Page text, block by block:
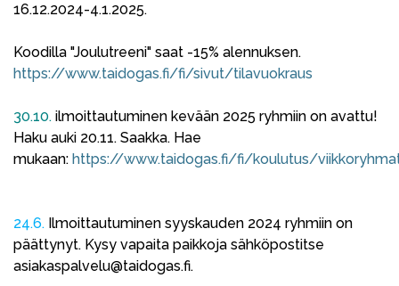
16.12.2024-4.1.2025.
Koodilla "Joulutreeni" saat -15% alennuksen.
https://www.taidogas.fi/fi/sivut/tilavuokraus
30.10. ilmoittautuminen kevään 2025 ryhmiin on avattu!
Haku auki 20.11. Saakka. Hae
mukaan: https://www.taidogas.fi/fi/koulutus/
24.6. Ilmoittautuminen syyskauden 2024 ryhmiin on
päättynyt. Kysy vapaita paikkoja sähköpostitse
asiakaspalvelu@taidogas.fi.